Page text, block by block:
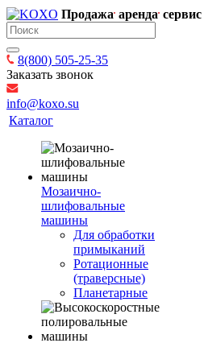
Продажа аренда сервис
8(800) 505-25-35
Заказать звонок
info@koxo.su
Каталог
Мозаично-
шлифовальные
машины
Для обработки
примыканий
Ротационные
(траверсные)
Планетарные